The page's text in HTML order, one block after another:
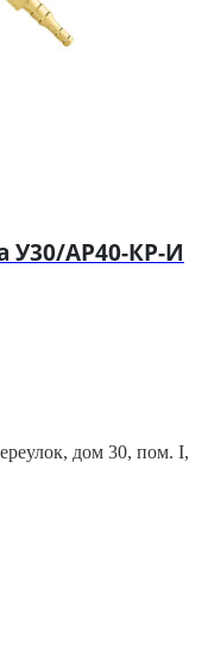
У30/АР40-КР-И
дом 30, пом. I,